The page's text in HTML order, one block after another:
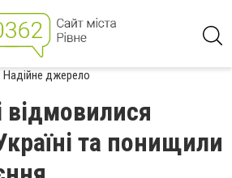
Надійне джерело
відмовилися
та понищили